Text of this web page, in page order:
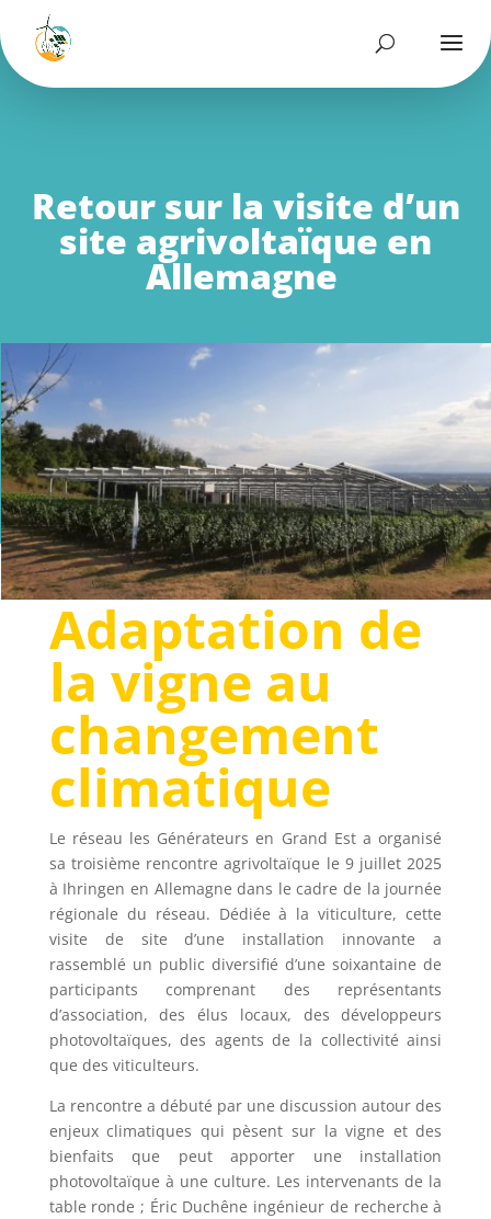
Retour sur la visite d’un
site agrivoltaïque en
Allemagne
Adaptation de
la vigne au
changement
climatique
Le réseau les Générateurs en Grand Est a organisé
sa troisième rencontre agrivoltaïque le 9 juillet 2025
à Ihringen en Allemagne dans le cadre de la journée
régionale du réseau. Dédiée à la viticulture, cette
visite de site d’une installation innovante a
rassemblé un public diversifié d’une soixantaine de
participants comprenant des représentants
d’association, des élus locaux, des développeurs
photovoltaïques, des agents de la collectivité ainsi
que des viticulteurs.
La rencontre a débuté par une discussion autour des
enjeux climatiques qui pèsent sur la vigne et des
bienfaits que peut apporter une installation
photovoltaïque à une culture. Les intervenants de la
table ronde ; Éric Duchêne ingénieur de recherche à